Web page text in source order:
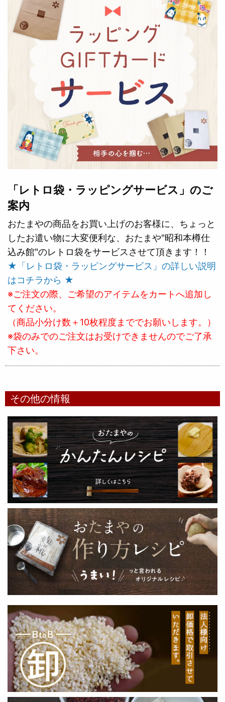
「レトロ袋・ラッピングサービス」のご
案内
おたまやの商品をお買い上げのお客様に、ちょっと
したお遣い物に大変便利な、おたまや"昭和本樽仕
込み館"のレトロ袋をサービスさせて頂きます！！
★「レトロ袋・ラッピングサービス」の詳しい説明
はコチラから ★
※ご注文の際、ご希望のアイテムをカートへ追加し
てください。
（商品小分け数＋10枚程度まででお願いします。）
※袋のみでのご注文はお受けできませんのでご了承
下さい。
その他の情報